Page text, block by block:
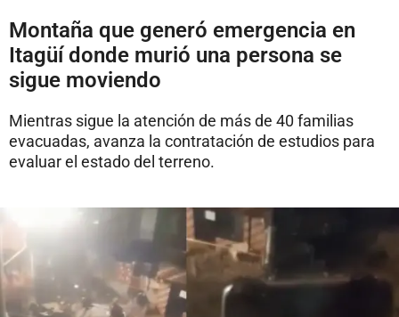
Montaña que generó emergencia en
Itagüí donde murió una persona se
sigue moviendo
Mientras sigue la atención de más de 40 familias
evacuadas, avanza la contratación de estudios para
evaluar el estado del terreno.